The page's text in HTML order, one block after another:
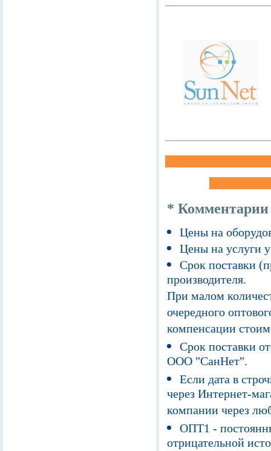
* Комментарии
Цены на
Цены на услуги
Срок поставки
производителя.
При малом
очередного
компенсации
Срок поставки
ООО "СанНет".
Если дата в
через Интернет-
компании через
ОПТ1 -
отрицательной